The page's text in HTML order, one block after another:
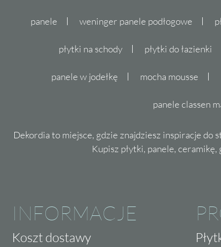
panele weninger panele podłogowe
płytki na schody płytki do łazienki
panele w jodełkę mocha mousse
panele classen
Dekordia to miejsce, gdzie znajdziesz inspiracje do
Kupisz płytki, panele,
INFORMACJE
Koszt dostawy